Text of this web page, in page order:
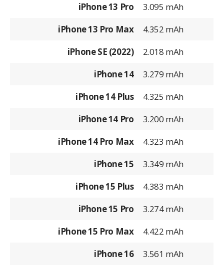
iPhone 13 Pro
3.095 mAh
iPhone 13 Pro Max
4.352 mAh
iPhone SE (2022)
2.018 mAh
iPhone 14
3.279 mAh
iPhone 14 Plus
4.325 mAh
iPhone 14 Pro
3.200 mAh
iPhone 14 Pro Max
4.323 mAh
iPhone 15
3.349 mAh
iPhone 15 Plus
4.383 mAh
iPhone 15 Pro
3.274 mAh
iPhone 15 Pro Max
4.422 mAh
iPhone 16
3.561 mAh